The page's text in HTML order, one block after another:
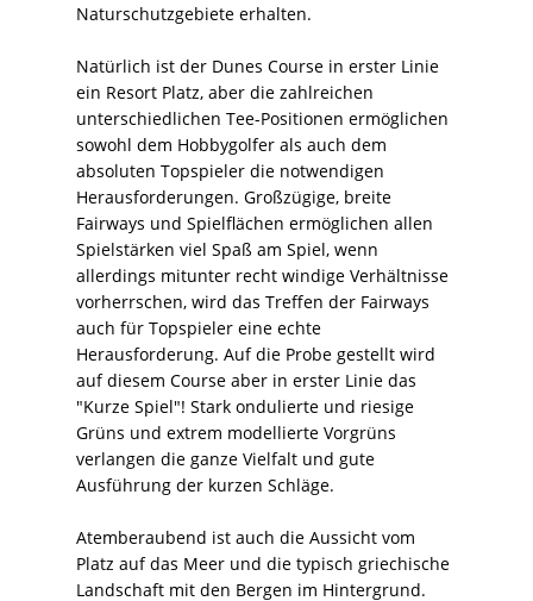
Naturschutzgebiete erhalten.
Natürlich ist der Dunes Course in erster Linie
ein Resort Platz, aber die zahlreichen
unterschiedlichen Tee-Positionen ermöglichen
sowohl dem Hobbygolfer als auch dem
absoluten Topspieler die notwendigen
Herausforderungen. Großzügige, breite
Fairways und Spielflächen ermöglichen allen
Spielstärken viel Spaß am Spiel, wenn
allerdings mitunter recht windige Verhältnisse
vorherrschen, wird das Treffen der Fairways
auch für Topspieler eine echte
Herausforderung. Auf die Probe gestellt wird
auf diesem Course aber in erster Linie das
"Kurze Spiel"! Stark ondulierte und riesige
Grüns und extrem modellierte Vorgrüns
verlangen die ganze Vielfalt und gute
Ausführung der kurzen Schläge.
Atemberaubend ist auch die Aussicht vom
Platz auf das Meer und die typisch griechische
Landschaft mit den Bergen im Hintergrund.